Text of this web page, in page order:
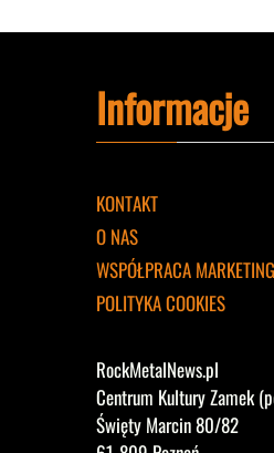
Informacje
KONTAKT
O NAS
WSPÓŁPRACA
POLITYKA COOKIES
RockMetalNews.pl
Centrum Kultury Zamek
Święty Marcin 80/82